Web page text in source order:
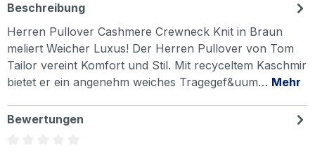
Beschreibung
Herren Pullover Cashmere Crewneck Knit in Braun
meliert Weicher Luxus! Der Herren Pullover von Tom
Tailor vereint Komfort und Stil. Mit recyceltem Kaschmir
bietet er ein angenehm weiches Tragegef&uum… Mehr
Bewertungen